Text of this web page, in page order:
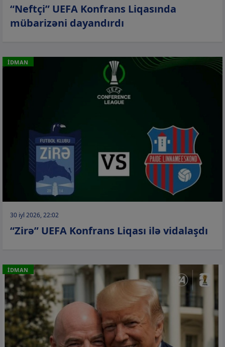
“Neftçi” UEFA Konfrans Liqasında
mübarizəni dayandırdı
İDMAN
30 iyl 2026, 22:02
“Zirə” UEFA Konfrans Liqası ilə vidalaşdı
İDMAN